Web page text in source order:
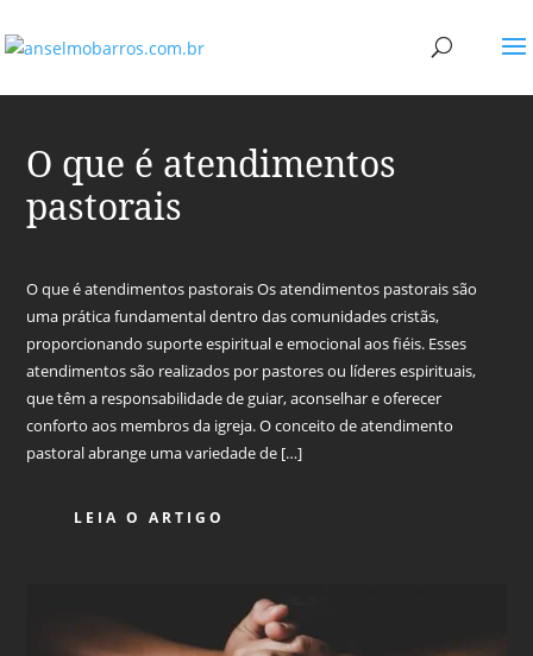
O que é atendimentos
pastorais
O que é atendimentos pastorais Os atendimentos pastorais são
uma prática fundamental dentro das comunidades cristãs,
proporcionando suporte espiritual e emocional aos fiéis. Esses
atendimentos são realizados por pastores ou líderes espirituais,
que têm a responsabilidade de guiar, aconselhar e oferecer
conforto aos membros da igreja. O conceito de atendimento
pastoral abrange uma variedade de […]
LEIA O ARTIGO